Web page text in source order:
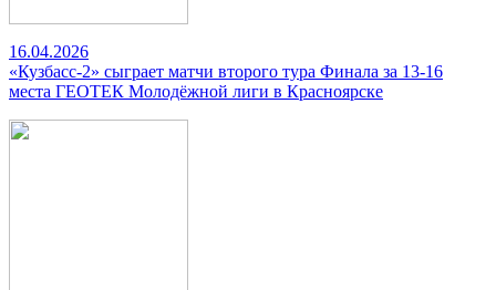
16.04.2026
«Кузбасс-2» сыграет матчи второго тура Финала за 13-16
места ГЕОТЕК Молодёжной лиги в Красноярске